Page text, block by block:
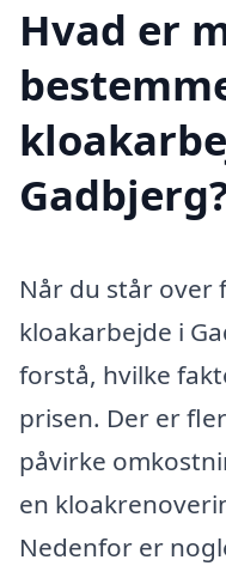
Hvad er
Når du står over
kloakarbejde i
forstå, hvilke
prisen. Der er
påvirke
en
Nedenfor er